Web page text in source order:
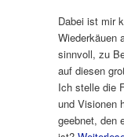
Dabei ist mir
Wiederkäuen
sinnvoll, zu
auf diesen
Ich stelle die
und Visionen
geebnet, den